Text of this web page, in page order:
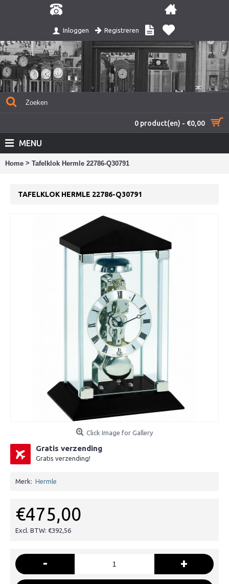
Inloggen Registreren
0 product(en) - €0,00
MENU
Home > Tafelklok Hermle 22786-Q30791
TAFELKLOK HERMLE 22786-Q30791
Click Image for Gallery
Gratis verzending
Gratis verzending!
Merk: Hermle
€475,00
Excl. BTW: €392,56
- +